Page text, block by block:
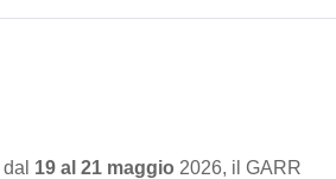
dal 19 al 21 maggio 2026, il GARR